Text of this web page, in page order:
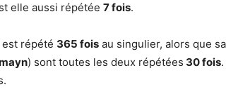
elle aussi répétée 7 fois.
est répété 365 fois au singulier, alors que
) sont toutes les deux répétées 30 fois